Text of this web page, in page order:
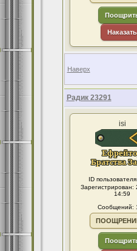
Наказать
Наверх
Радик 23291
isi
ID
Зарегистрирован:
14:59
Сообщений: